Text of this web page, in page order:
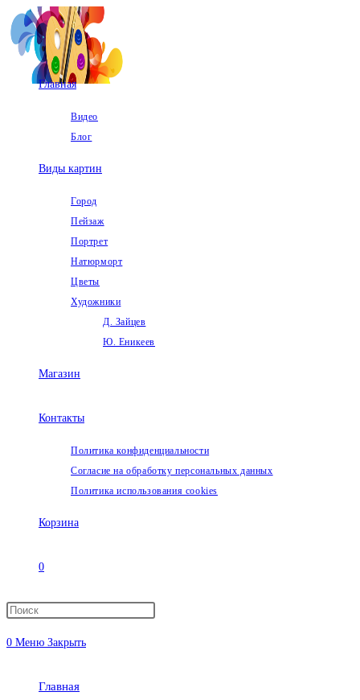
Перейти
к
содержимому
Главная
Видео
Блог
Виды картин
Город
Пейзаж
Портрет
Натюрморт
Цветы
Художники
Д. Зайцев
Ю. Еникеев
Магазин
Контакты
Политика конфиденциальности
Согласие на обработку персональных данных
Политика использования cookies
Корзина
0
Переключить
0 Меню Закрыть
Главная